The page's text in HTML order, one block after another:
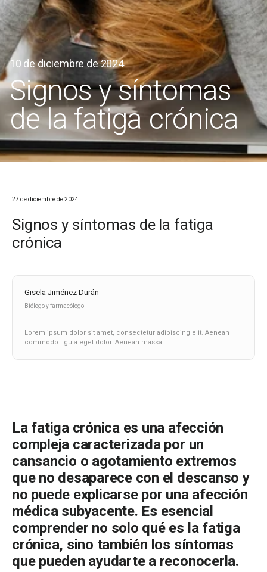
10 de diciembre de 2024
Signos y síntomas
de la fatiga crónica
27 de diciembre de 2024
Signos y síntomas de la fatiga
crónica
Gisela Jiménez Durán
Biólogo y farmacólogo
Lorem ipsum dolor sit amet, consectetur adipiscing elit. Aenean
commodo ligula eget dolor. Aenean massa.
La fatiga crónica es una afección
compleja caracterizada por un
cansancio o agotamiento extremos
que no desaparece con el descanso y
no puede explicarse por una afección
médica subyacente. Es esencial
comprender no solo qué es la fatiga
crónica, sino también los síntomas
que pueden ayudarte a reconocerla.